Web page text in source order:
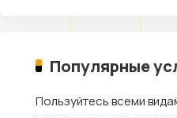
Популярные
Пользуйтесь всеми